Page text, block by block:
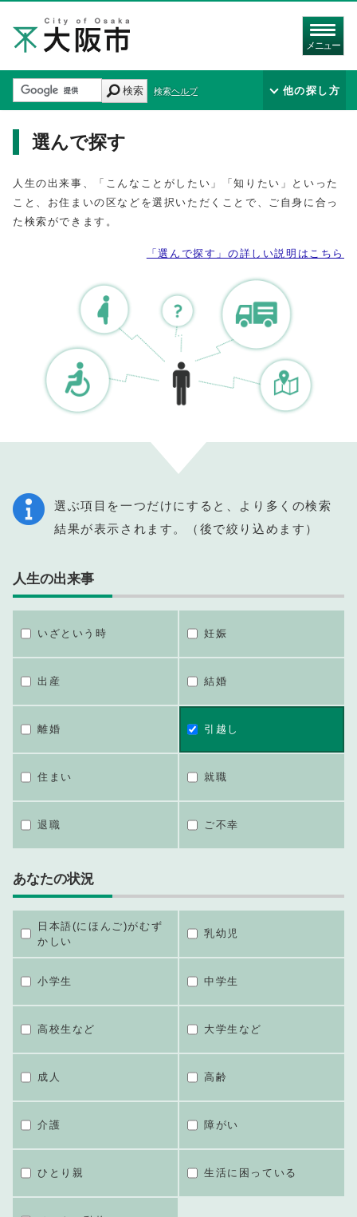
メニュー
検索 検索ヘルプ 他の探し方
選んで探す
人生の出来事、「こんなことがしたい」「知りたい」といった
こと、お住まいの区などを選択いただくことで、ご自身に合っ
た検索ができます。
「選んで探す」の詳しい説明はこちら
選ぶ項目を一つだけにすると、より多くの検索
結果が表示されます。（後で絞り込めます）
人生の出来事
いざという時 妊娠
出産 結婚
離婚 引越し
住まい 就職
退職 ご不幸
あなたの状況
日本語(にほんご)がむず
かしい
乳幼児
小学生 中学生
高校生など 大学生など
成人 高齢
介護 障がい
ひとり親 生活に困っている